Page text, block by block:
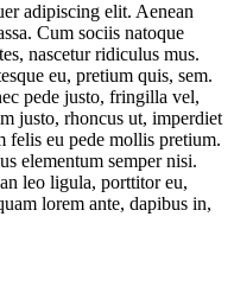
adipiscing elit. Aenean
Cum sociis natoque
nascetur ridiculus mus.
eu, pretium quis, sem.
pede justo, fringilla vel,
justo, rhoncus ut, imperdiet
felis eu pede mollis pretium.
elementum semper nisi.
leo ligula, porttitor eu,
lorem ante, dapibus in,